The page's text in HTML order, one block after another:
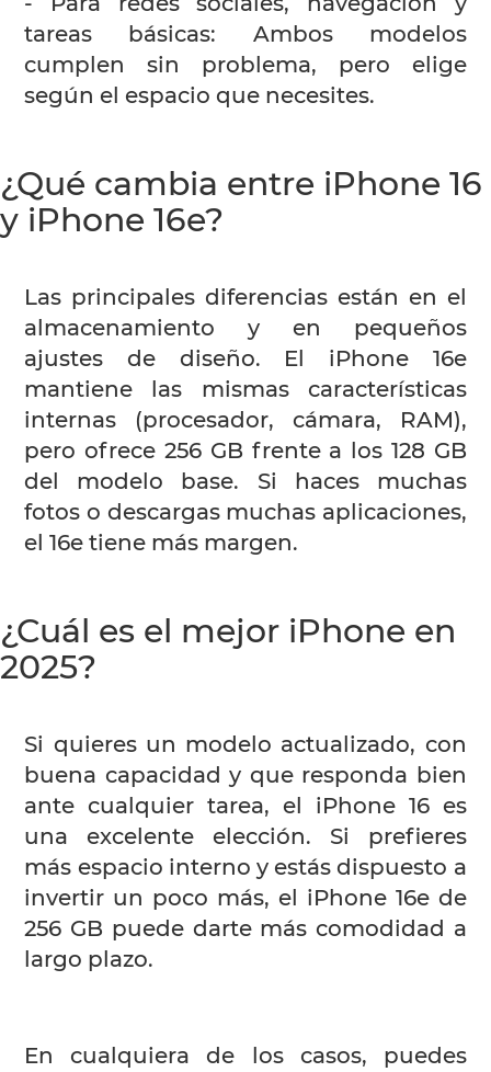
tareas básicas: Ambos modelos
cumplen sin problema, pero elige
según el espacio que necesites.
¿Qué cambia entre iPhone 16
y iPhone 16e?
Las principales diferencias están en el
almacenamiento y en pequeños
ajustes de diseño. El iPhone 16e
mantiene las mismas características
internas (procesador, cámara, RAM),
pero ofrece 256 GB frente a los 128 GB
del modelo base. Si haces muchas
fotos o descargas muchas aplicaciones,
el 16e tiene más margen.
¿Cuál es el mejor iPhone en
2025?
Si quieres un modelo actualizado, con
buena capacidad y que responda bien
ante cualquier tarea, el iPhone 16 es
una excelente elección. Si prefieres
más espacio interno y estás dispuesto a
invertir un poco más, el iPhone 16e de
256 GB puede darte más comodidad a
largo plazo.
En cualquiera de los casos, puedes